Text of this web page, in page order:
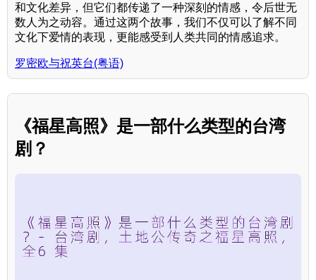
和文化差异，但它们都传递了一种深刻的情感，令后世无
数人为之动容。通过这两个故事，我们不仅可以了解不同
文化下爱情的表现，更能感受到人类共同的情感追求。
罗密欧与祝英台(粤语)
《福星高照》是一部什么类型的台湾
剧？